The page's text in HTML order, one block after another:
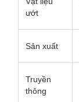
ướt
Sản xuất
Truyền
thông